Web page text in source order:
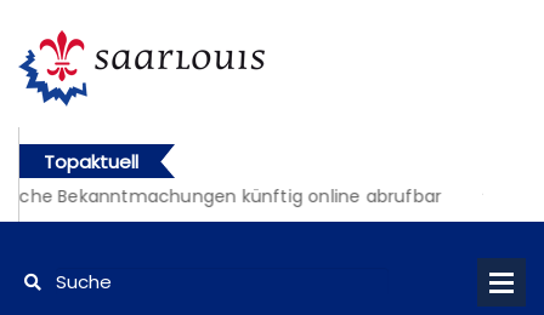
Topaktuell
Bekanntmachungen künftig online abrufbar